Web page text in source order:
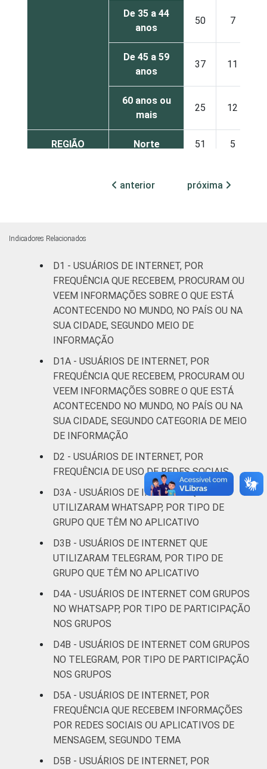
De 35 a 44
anos
50 7
De 45 a 59
anos
37 11
60 anos ou
mais
25 12
REGIÃO Norte 51 5
Centro-
Oeste
55
CLASSE
SOCIAL
A 52 10
DE 42
ÁREA Urbana 47 9
Rural 41 11
GRAU DE
INSTRUÇÃO
Anos iniciais
do Ensino
Fundamental
24 11
Anos finais
do Ensino
Fundamental
46
Ensino Médio 42
Ensino
Superior
58 7
COR OU RAÇA Branca 50 7
13
Parda 45
Amarela 44 6
Indígena 21
anterior próxima
Indicadores Relacionados
D1 - USUÁRIOS DE INTERNET, POR
FREQUÊNCIA QUE RECEBEM, PROCURAM OU
VEEM INFORMAÇÕES SOBRE O QUE ESTÁ
ACONTECENDO NO MUNDO, NO PAÍS OU NA
SUA CIDADE, SEGUNDO MEIO DE
INFORMAÇÃO
D1A - USUÁRIOS DE INTERNET, POR
FREQUÊNCIA QUE RECEBEM, PROCURAM OU
VEEM INFORMAÇÕES SOBRE O QUE ESTÁ
ACONTECENDO NO MUNDO, NO PAÍS OU NA
SUA CIDADE, SEGUNDO CATEGORIA DE MEIO
DE INFORMAÇÃO
D2 - USUÁRIOS DE INTERNET, POR
FREQUÊNCIA DE USO DE REDES SOCIAIS
D3A - USUÁRIOS DE INTERNET QUE
UTILIZARAM WHATSAPP, POR TIPO DE
GRUPO QUE TÊM NO APLICATIVO
D3B - USUÁRIOS DE INTERNET QUE
UTILIZARAM TELEGRAM, POR TIPO DE
GRUPO QUE TÊM NO APLICATIVO
D4A - USUÁRIOS DE INTERNET COM GRUPOS
NO WHATSAPP, POR TIPO DE PARTICIPAÇÃO
NOS GRUPOS
D4B - USUÁRIOS DE INTERNET COM GRUPOS
NO TELEGRAM, POR TIPO DE PARTICIPAÇÃO
NOS GRUPOS
D5A - USUÁRIOS DE INTERNET, POR
FREQUÊNCIA QUE RECEBEM INFORMAÇÕES
POR REDES SOCIAIS OU APLICATIVOS DE
MENSAGEM, SEGUNDO TEMA
D5B - USUÁRIOS DE INTERNET, POR